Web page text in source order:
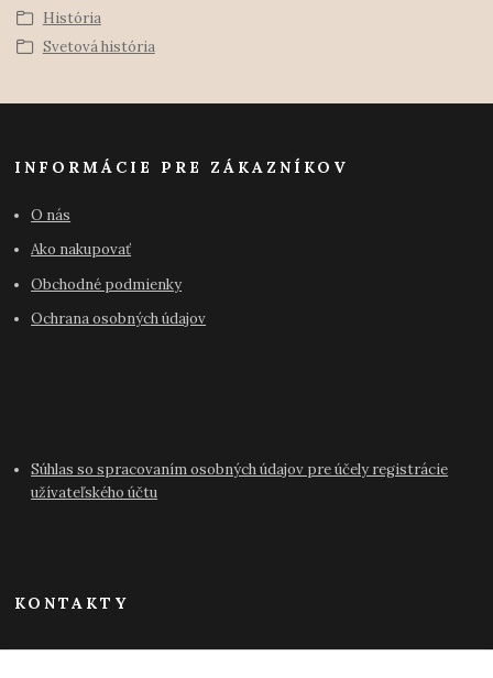
História
Svetová história
INFORMÁCIE PRE ZÁKAZNÍKOV
O nás
Ako nakupovať
Obchodné podmienky
Ochrana osobných údajov
Súhlas so spracovaním osobných údajov pre účely registrácie
užívateľského účtu
KONTAKTY